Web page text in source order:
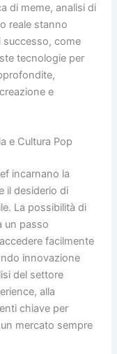
di meme, analisi di
reale stanno
successo, come
tecnologie per
e
e Cultura Pop
incarnano la
il desiderio di
La possibilità di
un passo
facilmente
innovazione
del settore
alla
chiave per
mercato sempre